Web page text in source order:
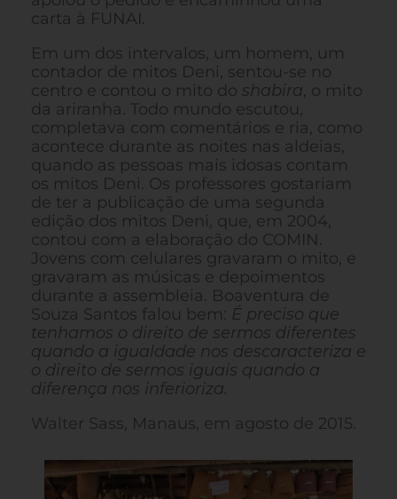
carta à FUNAI.
Em um dos intervalos, um homem, um
contador de mitos Deni, sentou-se no
centro e contou o mito do shabira, o mito
da ariranha. Todo mundo escutou,
completava com comentários e ria, como
acontece durante as noites nas aldeias,
quando as pessoas mais idosas contam
os mitos Deni. Os professores gostariam
de ter a publicação de uma segunda
edição dos mitos Deni, que, em 2004,
contou com a elaboração do COMIN.
Jovens com celulares gravaram o mito, e
gravaram as músicas e depoimentos
durante a assembleia. Boaventura de
Souza Santos falou bem: É preciso que
tenhamos o direito de sermos diferentes
quando a igualdade nos descaracteriza e
o direito de sermos iguais quando a
diferença nos inferioriza.
Walter Sass, Manaus, em agosto de 2015.